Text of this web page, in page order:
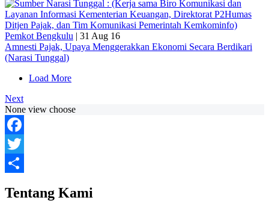
Pemkot Bengkulu | 31 Aug 16
Amnesti Pajak, Upaya Menggerakkan Ekonomi Secara Berdikari
(Narasi Tunggal)
Load More
Next
None view choose
Facebook
Twitter
Tentang Kami